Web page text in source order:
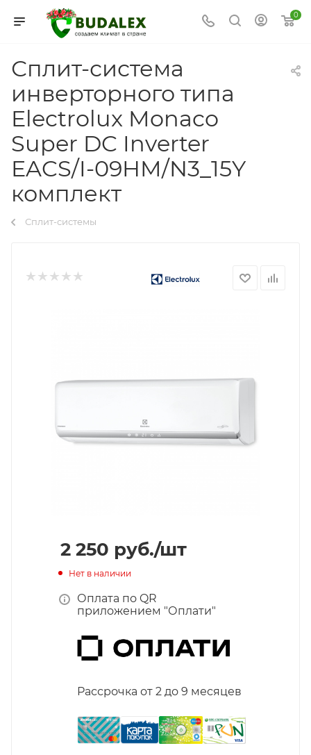
0
Сплит-система
инверторного типа
Electrolux Monaco
Super DC Inverter
EACS/I-09HM/N3_15Y
комплект
Сплит-системы
2 250 руб./шт
Нет в наличии
Оплата по QR
приложением "Оплати"
Рассрочка от 2 до 9 месяцев